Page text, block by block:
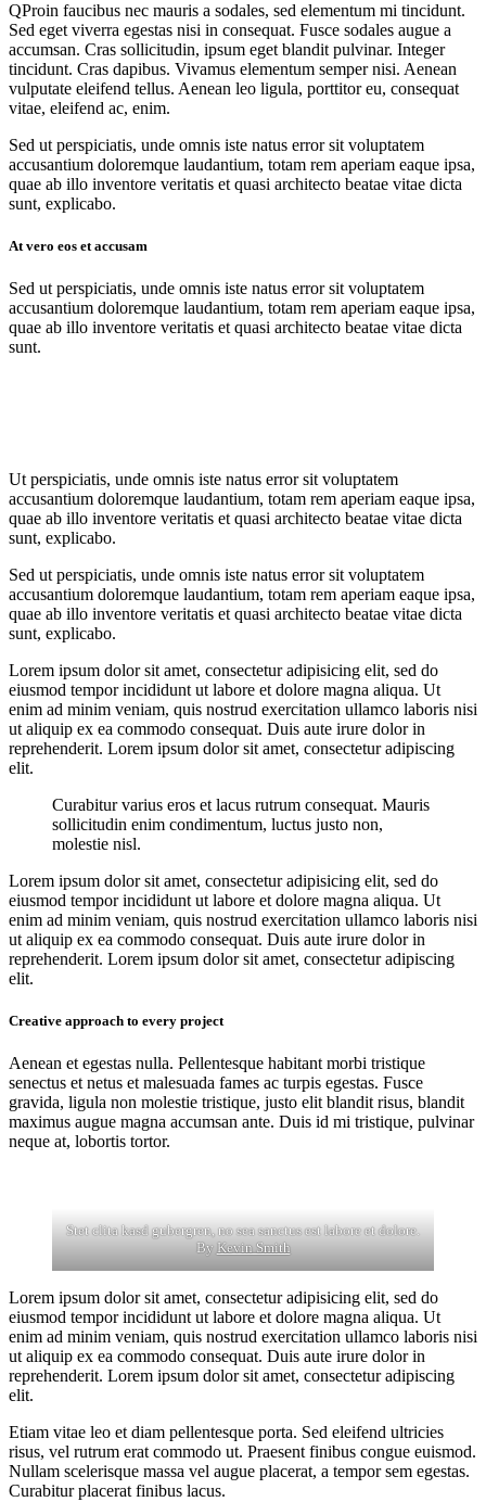
QProin faucibus nec mauris a sodales, sed elementum mi tincidunt.
Sed eget viverra egestas nisi in consequat. Fusce sodales augue a
accumsan. Cras sollicitudin, ipsum eget blandit pulvinar. Integer
tincidunt. Cras dapibus. Vivamus elementum semper nisi. Aenean
vulputate eleifend tellus. Aenean leo ligula, porttitor eu, consequat
vitae, eleifend ac, enim.
Sed ut perspiciatis, unde omnis iste natus error sit voluptatem
accusantium doloremque laudantium, totam rem aperiam eaque ipsa,
quae ab illo inventore veritatis et quasi architecto beatae vitae dicta
sunt, explicabo.
At vero eos et accusam
Sed ut perspiciatis, unde omnis iste natus error sit voluptatem
accusantium doloremque laudantium, totam rem aperiam eaque ipsa,
quae ab illo inventore veritatis et quasi architecto beatae vitae dicta
sunt.
Ut perspiciatis, unde omnis iste natus error sit voluptatem
accusantium doloremque laudantium, totam rem aperiam eaque ipsa,
quae ab illo inventore veritatis et quasi architecto beatae vitae dicta
sunt, explicabo.
Sed ut perspiciatis, unde omnis iste natus error sit voluptatem
accusantium doloremque laudantium, totam rem aperiam eaque ipsa,
quae ab illo inventore veritatis et quasi architecto beatae vitae dicta
sunt, explicabo.
Lorem ipsum dolor sit amet, consectetur adipisicing elit, sed do
eiusmod tempor incididunt ut labore et dolore magna aliqua. Ut
enim ad minim veniam, quis nostrud exercitation ullamco laboris nisi
ut aliquip ex ea commodo consequat. Duis aute irure dolor in
reprehenderit. Lorem ipsum dolor sit amet, consectetur adipiscing
elit.
Curabitur varius eros et lacus rutrum consequat. Mauris
sollicitudin enim condimentum, luctus justo non,
molestie nisl.
Lorem ipsum dolor sit amet, consectetur adipisicing elit, sed do
eiusmod tempor incididunt ut labore et dolore magna aliqua. Ut
enim ad minim veniam, quis nostrud exercitation ullamco laboris nisi
ut aliquip ex ea commodo consequat. Duis aute irure dolor in
reprehenderit. Lorem ipsum dolor sit amet, consectetur adipiscing
elit.
Creative approach to every project
Aenean et egestas nulla. Pellentesque habitant morbi tristique
senectus et netus et malesuada fames ac turpis egestas. Fusce
gravida, ligula non molestie tristique, justo elit blandit risus, blandit
maximus augue magna accumsan ante. Duis id mi tristique, pulvinar
neque at, lobortis tortor.
Stet clita kasd gubergren, no sea sanctus est labore et dolore.
ByKevin Smith
Lorem ipsum dolor sit amet, consectetur adipisicing elit, sed do
eiusmod tempor incididunt ut labore et dolore magna aliqua. Ut
enim ad minim veniam, quis nostrud exercitation ullamco laboris nisi
ut aliquip ex ea commodo consequat. Duis aute irure dolor in
reprehenderit. Lorem ipsum dolor sit amet, consectetur adipiscing
elit.
Etiam vitae leo et diam pellentesque porta. Sed eleifend ultricies
risus, vel rutrum erat commodo ut. Praesent finibus congue euismod.
Nullam scelerisque massa vel augue placerat, a tempor sem egestas.
Curabitur placerat finibus lacus.